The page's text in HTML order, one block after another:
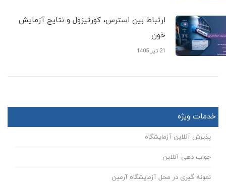
ارتباط بین استرس، کورتیزول و نتایج آزمایش
خون
21 تیر 1405
خدمات ویژه
پذیرش آنلاین آزمایشگاه
جواب دهی آنلاین
نمونه گیری در محل آزمایشگاه آرمین